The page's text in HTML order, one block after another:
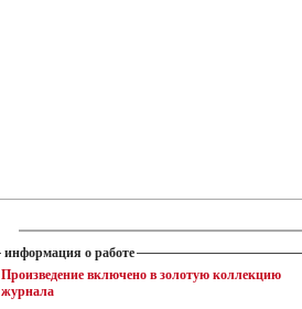
информация о работе
Произведение включено в золотую коллекцию
журнала